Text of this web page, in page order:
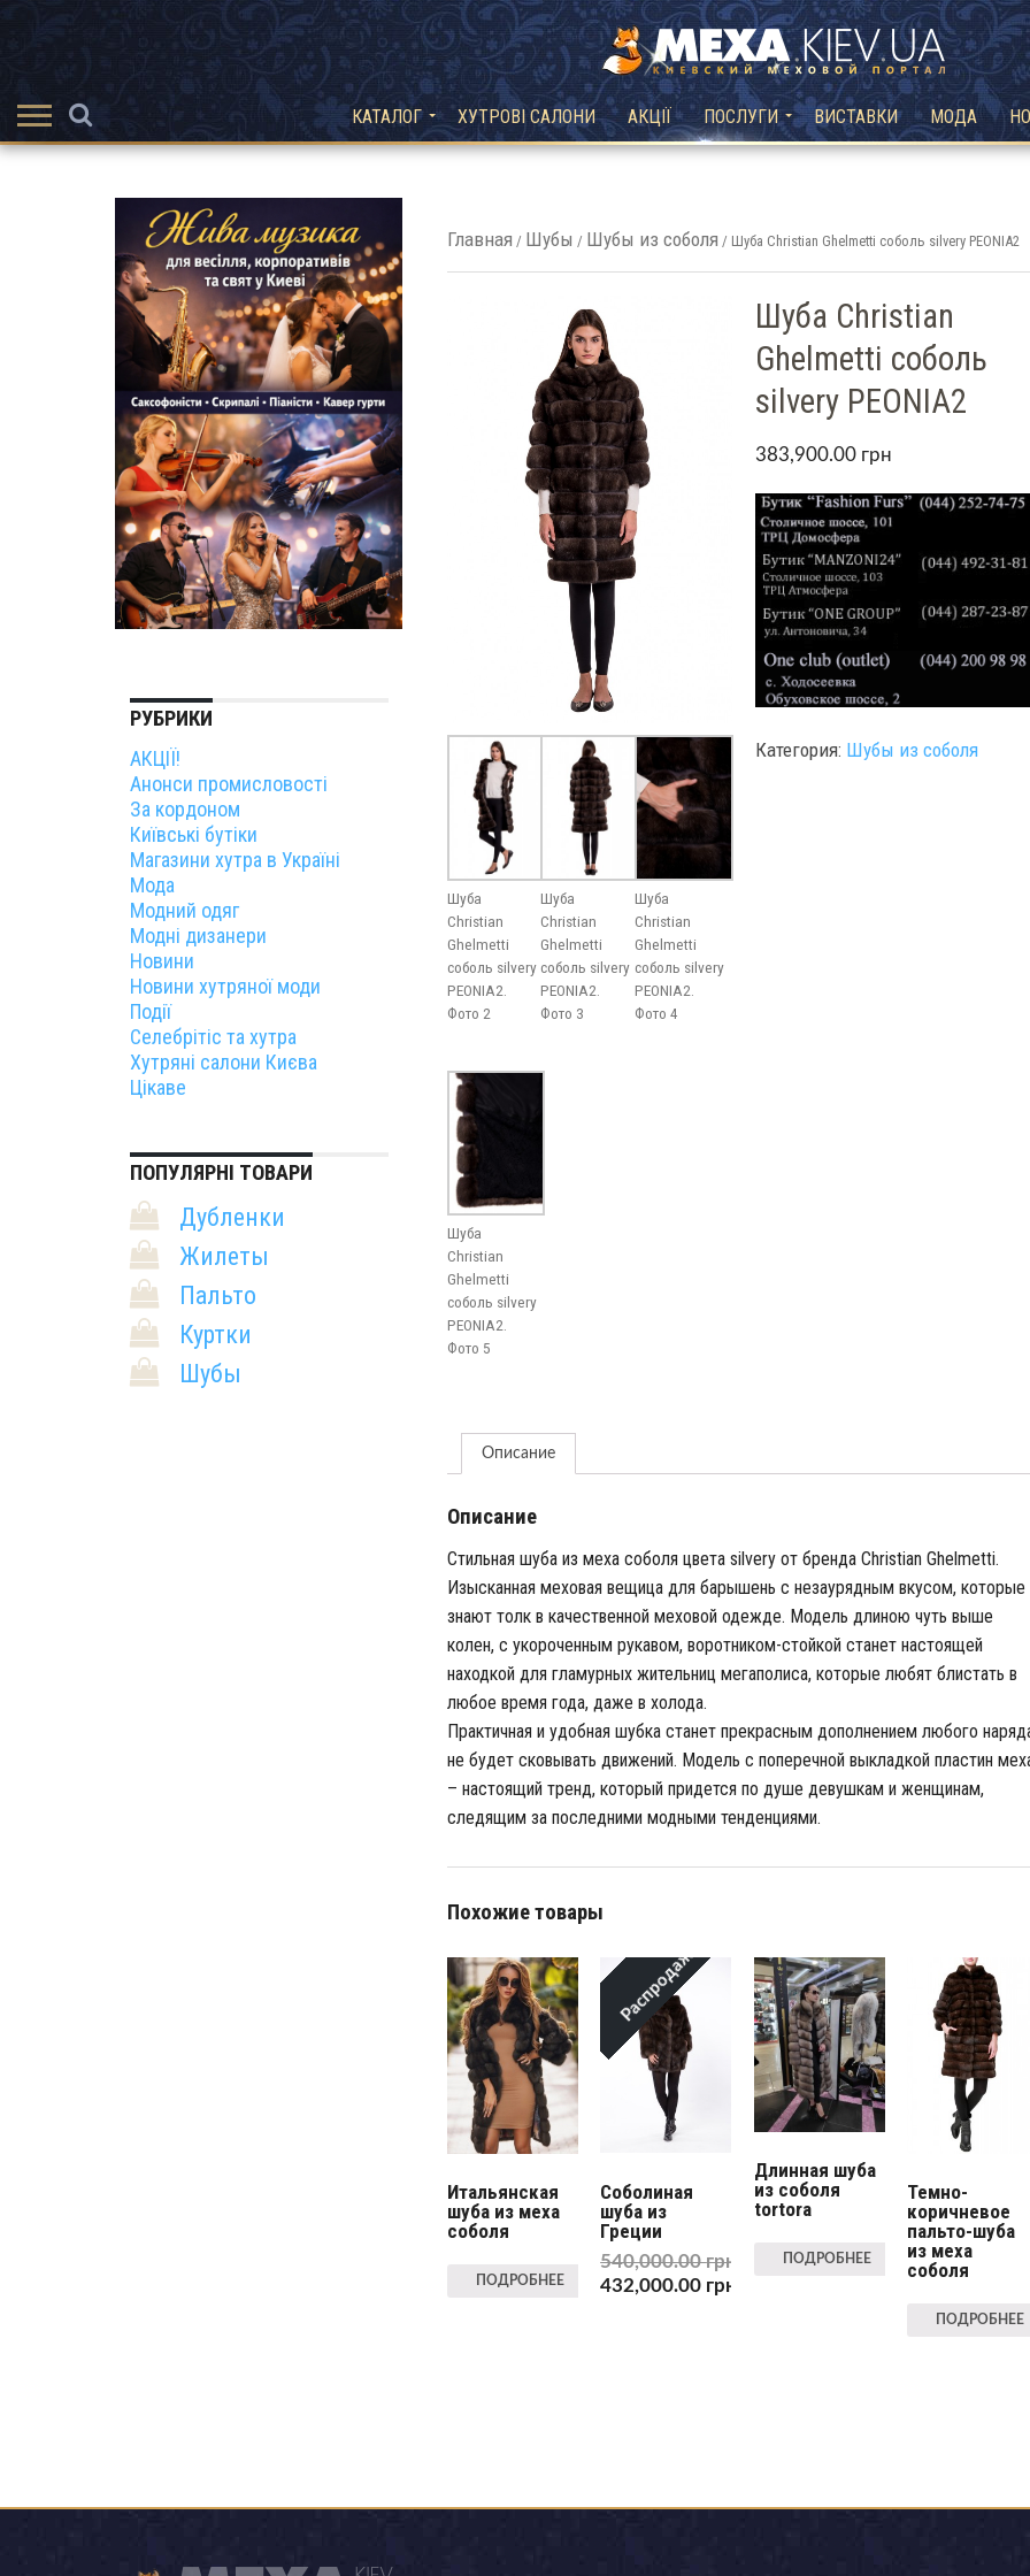
КАТАЛОГ ХУТРОВІ САЛОНИ АКЦІЇ ПОСЛУГИ ВИСТАВКИ МОДА
Главная / Шубы / Шубы из соболя / Шуба Christian Ghelmetti соболь silvery PEONIA2
Шуба
Christian
Ghelmetti
соболь silvery
PEONIA2.
Фото 2
Шуба
Christian
Ghelmetti
соболь silvery
PEONIA2.
Фото 3
Шуба
Christian
Ghelmetti
соболь silvery
PEONIA2.
Фото 4
Шуба
Christian
Ghelmetti
соболь silvery
PEONIA2.
Фото 5
Шуба Christian
Ghelmetti соболь
silvery PEONIA2
383,900.00 грн
Категория: Шубы из соболя
Описание
Описание
Стильная шуба из меха соболя цвета silvery от бренда Christian Ghelmetti.
Изысканная меховая вещица для барышень с незаурядным вкусом, которые
знают толк в качественной меховой одежде. Модель длиною чуть выше
колен, с укороченным рукавом, воротником-стойкой станет настоящей
находкой для гламурных жительниц мегаполиса, которые любят блистать в
любое время года, даже в холода.
Практичная и удобная шубка станет прекрасным дополнением любого
не будет сковывать движений. Модель с поперечной выкладкой пластин
– настоящий тренд, который придется по душе девушкам и женщинам,
следящим за последними модными тенденциями.
Похожие товары
Итальянская
шуба из меха
соболя
ПОДРОБНЕЕ
Распродажа!
Соболиная
шуба из
Греции
540,000.00грн
432,000.00 грн
Длинная шуба
из соболя
tortora
ПОДРОБНЕЕ
Темно-
коричневое
пальто-шуба
из меха
соболя
ПОДРОБНЕЕ
РУБРИКИ
АКЦІЇ!
Анонси промисловості
За кордоном
Київські бутіки
Магазини хутра в Україні
Мода
Модний одяг
Модні дизанери
Новини
Новини хутряної моди
Події
Селебрітіс та хутра
Хутряні салони Києва
Цікаве
ПОПУЛЯРНІ ТОВАРИ
Дубленки
Жилеты
Пальто
Куртки
Шубы